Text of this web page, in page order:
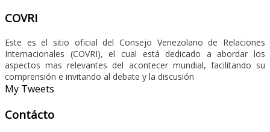
COVRI
Este es el sitio oficial del Consejo Venezolano de Relaciones
Internacionales (COVRI), el cual está dedicado a abordar los
aspectos mas relevantes del acontecer mundial, facilitando su
comprensión e invitando al debate y la discusión
My Tweets
Contácto